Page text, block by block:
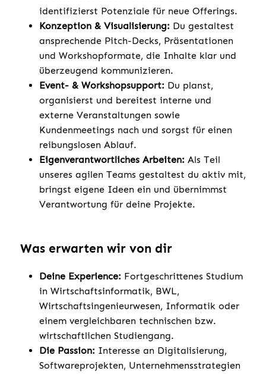
identifizierst Potenziale für neue Offerings.
Konzeption & Visualisierung: Du gestaltest
ansprechende Pitch-Decks, Präsentationen
und Workshopformate, die Inhalte klar und
überzeugend kommunizieren.
Event- & Workshop­support: Du planst,
organisierst und bereitest interne und
externe Veranstaltungen sowie
Kundenmeetings nach und sorgst für einen
reibungslosen Ablauf.
Eigenverantwortliches Arbeiten: Als Teil
unseres agilen Teams gestaltest du aktiv mit,
bringst eigene Ideen ein und übernimmst
Verantwortung für deine Projekte.
Was erwarten wir von dir
Deine Experience: Fortgeschrittenes Studium
in Wirtschaftsinformatik, BWL,
Wirtschaftsingenieurwesen, Informatik oder
einem vergleichbaren technischen bzw.
wirtschaftlichen Studiengang.
Die Passion: Interesse an Digitalisierung,
Softwareprojekten, Unternehmensstrategien